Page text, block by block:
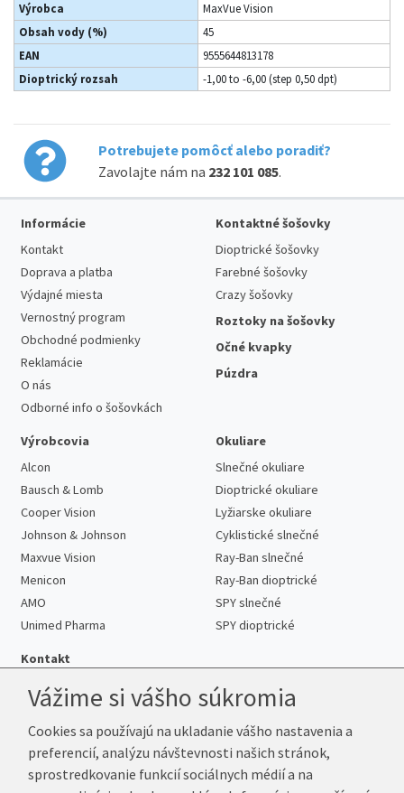
Výrobca
MaxVue Vision
Obsah vody (%)
45
EAN
9555644813178
Dioptrický rozsah
-1,00 to -6,00 (step 0,50 dpt)
Potrebujete pomôcť alebo poradiť?
Zavolajte nám na 232 101 085.
Informácie
Kontakt
Doprava a platba
Výdajné miesta
Vernostný program
Obchodné podmienky
Reklamácie
O nás
Odborné info o šošovkách
Kontaktné šošovky
Dioptrické šošovky
Farebné šošovky
Crazy šošovky
Roztoky na šošovky
Očné kvapky
Púzdra
Výrobcovia
Alcon
Bausch & Lomb
Cooper Vision
Johnson & Johnson
Maxvue Vision
Menicon
AMO
Unimed Pharma
Okuliare
Slnečné okuliare
Dioptrické okuliare
Lyžiarske okuliare
Cyklistické slnečné
Ray-Ban slnečné
Ray-Ban dioptrické
SPY slnečné
SPY dioptrické
Kontakt
Telefón:+421 222 205 863
E-mail:info@kup-sosovky.sk
Reklamačná adresa
Vážime si vášho súkromia
Cookies sa používajú na ukladanie vášho nastavenia a
preferencií, analýzu návštevnosti našich stránok,
sprostredkovanie funkcií sociálnych médií a na